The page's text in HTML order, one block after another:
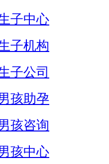
子中心
子机构
子公司
孩助孕
孩咨询
孩中心